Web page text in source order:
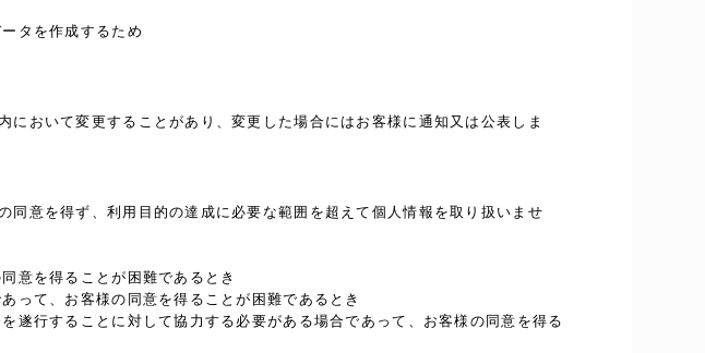
タを作成するため
おいて変更することがあり、変更した場合にはお客様に通知又は公表しま
意を得ず、利用目的の達成に必要な範囲を超えて個人情報を取り扱いませ
意を得ることが困難であるとき
って、お客様の同意を得ることが困難であるとき
遂行することに対して協力する必要がある場合であって、お客様の同意を得る